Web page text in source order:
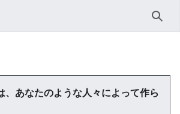
検索
、あなたのような人々によって作ら